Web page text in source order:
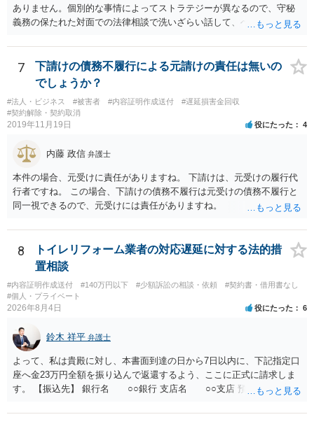
ありません。個別的な事情によってストラテジーが異なるので、守秘
義務の保たれた対面での法律相談で洗いざらい話して、ベストな方法
7
下請けの債務不履行による元請けの責任は無いの
でしょうか？
#法人・ビジネス #被害者 #内容証明作成送付
#遅延損害金回収
#契約解除・契約取消
2019年11月19日 役にたった 4
内藤 政信 弁護士
本件の場合、元受けに責任がありますね。 下請けは、元受けの履行代
行者ですね。 この場合、下請けの債務不履行は元受けの債務不履行と
同一視できるので、元受けには責任がありますね。
8
トイレリフォーム業者の対応遅延に対する法的措
置相談
#内容証明作成送付 #140万円以下 #少額訴訟の相談・依頼
#契約書・借用書なし
#個人・プライベート
2026年8月4日 役にたった 6
鈴木 祥平 弁護士
よって、私は貴殿に対し、本書面到達の日から7日以内に、下記指定口
座へ金23万円全額を振り込んで返還するよう、ここに正式に請求しま
す。 【振込先】 銀行名 ○○銀行 支店名 ○○支店 預金種別 普通
されない場合には、貴殿には任意に返金する意思がないものと判断